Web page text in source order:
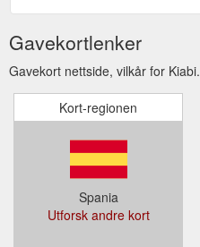
Gavekortlenker
Gavekort nettside, vilkår for Kiabi.
Kort-regionen
Spania
Utforsk andre kort